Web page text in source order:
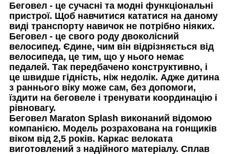
Беговел - це сучасні та модні функціональні
пристрої. Щоб навчитися кататися на даному
виді транспорту навичок не потрібно ніяких.
Беговел - це свого роду двоколісний
велосипед. Єдине, чим він відрізняється від
велосипеда, це тим, що у нього немає
педалей. Так передбачено конструктивно, і
це швидше гідність, ніж недолік. Адже дитина
з раннього віку може сам, без допомоги,
їздити на беговеле і тренувати координацію і
рівновагу.
Беговел Maraton Splash виконаний відомою
компанією. Модель розрахована на гонщиків
віком від 2,5 років. Каркас велоката
виготовлений з надійного матеріалу. Сплав